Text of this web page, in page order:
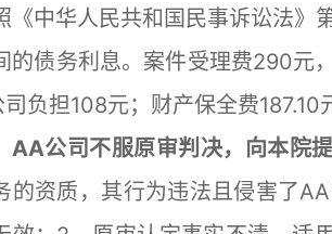
《中华人民共和国民事诉讼法》
的债务利息。案件受理费290元
负担108元；财产保全费187.10
AA公司不服原审判决，向本院
的资质，其行为违法且侵害了